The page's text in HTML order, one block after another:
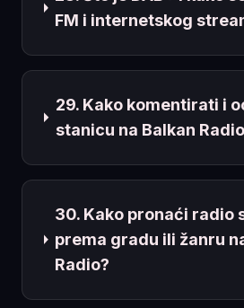
FM i internetskog
29. Kako komentirati i
stanicu na Balkan
30. Kako pronaći radio
prema gradu ili žanru
Radio?